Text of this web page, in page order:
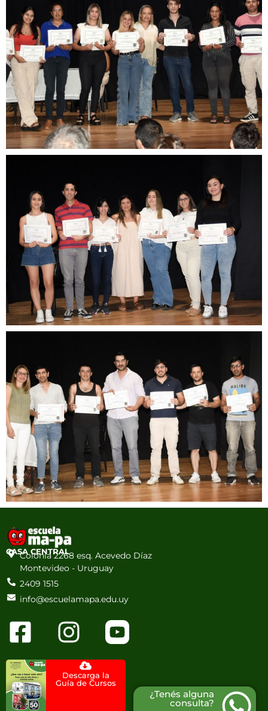
CASA CENTRAL
Colonia 2268 esq. Acevedo Díaz
Montevideo - Uruguay
2409 1515
info@escuelamapa.edu.uy
¿Tenés alguna
consulta?
Descarga la
Guía de Cursos